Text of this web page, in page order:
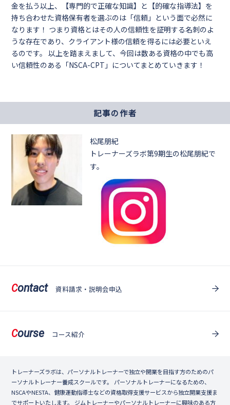
金を払う以上、【専門的で正確な知識】と【的確な指導法】を
持ち合わせた資格保有者を選ぶのは「信頼」という面で必然に
なります！ つまり資格とはその人の信頼性を証明する名刺のよ
うな存在であり、クライアント様の信頼を得るには必要といえ
るのです。 以上を踏まえまして、今回は数ある資格の中でも高
い信頼性のある「NSCA-CPT」についてまとめていきます！
記事の作者
松尾朋紀
トレーナーズラボ第9期生の松尾朋紀で
す。
Contact 資料請求・説明会申込
Course コース紹介
トレーナーズラボは、パーソナルトレーナーで独立や開業を目指す方のためのパ
ーソナルトレーナー養成スクールです。 パーソナルトレーナーになるための、
NSCAやNESTA、健康運動指導士などの資格取得支援サービスから独立開業支援ま
でサポートいたします。 ジムトレーナーやパーソナルトレーナーに興味のある方